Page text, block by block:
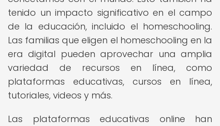
tenido un impacto significativo en el campo
de la educación, incluido el homeschooling.
Las familias que eligen el homeschooling en la
era digital pueden aprovechar una amplia
variedad de recursos en línea, como
plataformas educativas, cursos en línea,
tutoriales, videos y más.
Las plataformas educativas online han